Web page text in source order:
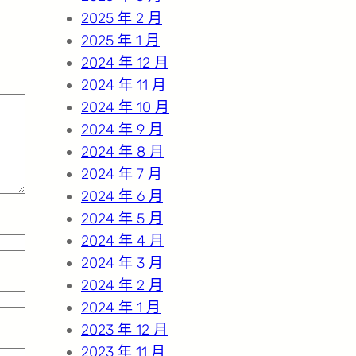
2025 年 2 月
2025 年 1 月
2024 年 12 月
2024 年 11 月
2024 年 10 月
2024 年 9 月
2024 年 8 月
2024 年 7 月
2024 年 6 月
2024 年 5 月
2024 年 4 月
2024 年 3 月
2024 年 2 月
2024 年 1 月
2023 年 12 月
2023 年 11 月